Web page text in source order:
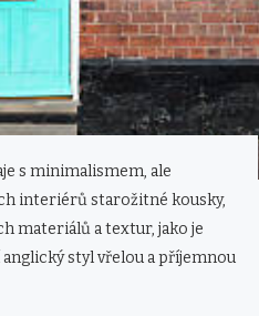
s minimalismem, ale
interiérů starožitné kousky,
materiálů a textur, jako je
styl vřelou a příjemnou